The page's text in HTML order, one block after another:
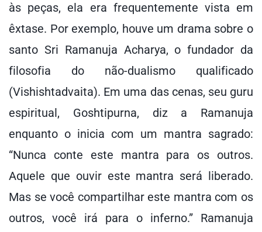
às peças, ela era frequentemente vista em
êxtase. Por exemplo, houve um drama sobre o
santo Sri Ramanuja Acharya, o fundador da
filosofia do não-dualismo qualificado
(Vishishtadvaita). Em uma das cenas, seu guru
espiritual, Goshtipurna, diz a Ramanuja
enquanto o inicia com um mantra sagrado:
“Nunca conte este mantra para os outros.
Aquele que ouvir este mantra será liberado.
Mas se você compartilhar este mantra com os
outros, você irá para o inferno.” Ramanuja